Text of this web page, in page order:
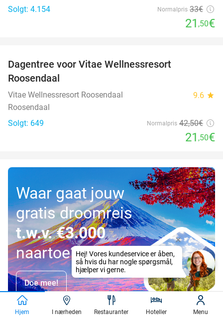
Solgt: 4.154
Normalpris 33€
21 ,50€
Dagentree voor Vitae Wellnessresort
Roosendaal
Vitae Wellnessresort Roosendaal 9.6 star
Roosendaal
Solgt: 649
Normalpris 42,50€
21 ,50€
Waar gaat jouw
gratis droomreis
t.w.v. €3.000
naartoe?
Doe mee!
Hjem I nærheden Restauranter Hoteller Menu